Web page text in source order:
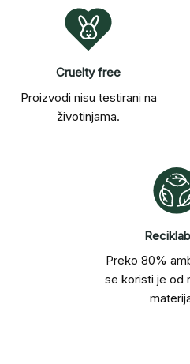
Cruelty free
Proizvodi nisu testirani na
životinjama.
Preko 80%
se koristi je od